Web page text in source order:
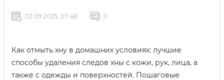
02 09 2025, 07:48 0
Как отмыть хну в домашних условиях: лучшие
способы удаления следов хны с кожи, рук, лица, а
также с одежды и поверхностей. Пошаговые